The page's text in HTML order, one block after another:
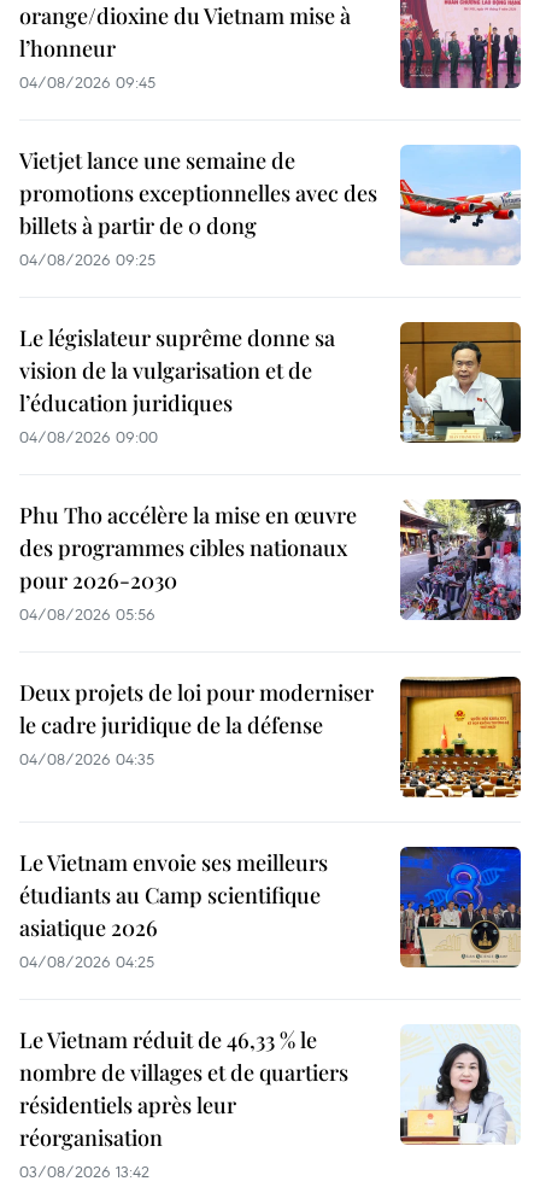
orange/dioxine du Vietnam mise à
l’honneur
04/08/2026 09:45
Vietjet lance une semaine de
promotions exceptionnelles avec des
billets à partir de 0 dong
04/08/2026 09:25
Le législateur suprême donne sa
vision de la vulgarisation et de
l’éducation juridiques
04/08/2026 09:00
Phu Tho accélère la mise en œuvre
des programmes cibles nationaux
pour 2026-2030
04/08/2026 05:56
Deux projets de loi pour moderniser
le cadre juridique de la défense
04/08/2026 04:35
Le Vietnam envoie ses meilleurs
étudiants au Camp scientifique
asiatique 2026
04/08/2026 04:25
Le Vietnam réduit de 46,33 % le
nombre de villages et de quartiers
résidentiels après leur
réorganisation
03/08/2026 13:42